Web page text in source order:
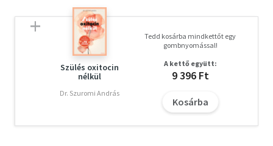
Szülés oxitocin
nélkül
Dr. Szuromi András
Tedd kosárba mindkettőt egy
gombnyomással!
A kettő együtt:
9 396 Ft
Kosárba